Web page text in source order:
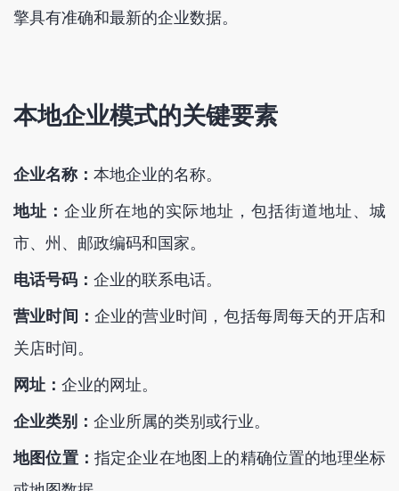
擎具有准确和最新的企业数据。
本地企业模式的关键要素
企业名称： 本地企业的名称。
地址：企业所在地的实际地址，包括街道地址、城
市、州、邮政编码和国家。
电话号码： 企业的联系电话。
营业时间： 企业的营业时间，包括每周每天的开店和
关店时间。
网址： 企业的网址。
企业类别： 企业所属的类别或行业。
地图位置： 指定企业在地图上的精确位置的地理坐标